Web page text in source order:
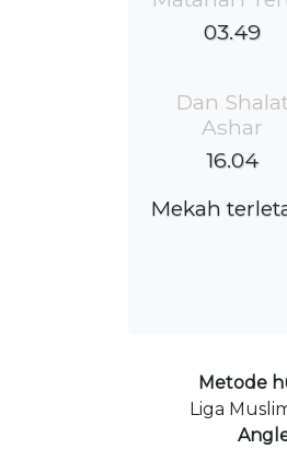
03.49
Dan Shalat
Ashar
16.04
Mekah
Metode
Liga